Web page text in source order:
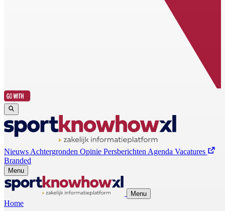
Nieuws Achtergronden Opinie Persberichten Agenda Vacatures
Branded
Menu
Menu
Home